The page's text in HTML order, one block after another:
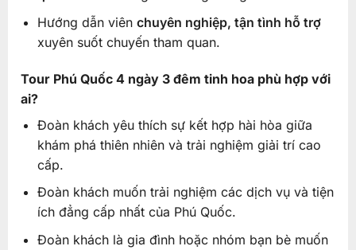
Hướng dẫn viên chuyên nghiệp, tận tình hỗ trợ
xuyên suốt chuyến tham quan.
Tour Phú Quốc 4 ngày 3 đêm tinh hoa phù hợp với
ai?
Đoàn khách yêu thích sự kết hợp hài hòa giữa
khám phá thiên nhiên và trải nghiệm giải trí cao
cấp.
Đoàn khách muốn trải nghiệm các dịch vụ và tiện
ích đẳng cấp nhất của Phú Quốc.
Đoàn khách là gia đình hoặc nhóm bạn bè muốn